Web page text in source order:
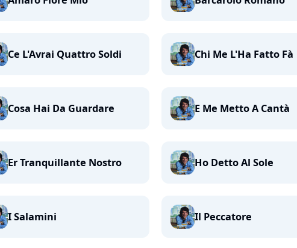
Ce L'Avrai Quattro Soldi Chi Me L'Ha Fatto Fà
Cosa Hai Da Guardare E Me Metto A Cantà
Er Tranquillante Nostro Ho Detto Al Sole
I Salamini Il Peccatore